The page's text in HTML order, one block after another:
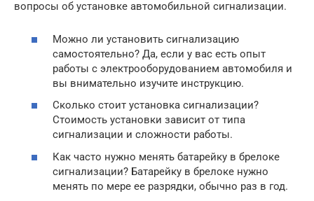
вопросы об установке автомобильной сигнализации.
Можно ли установить сигнализацию
самостоятельно? Да, если у вас есть опыт
работы с электрооборудованием автомобиля и
вы внимательно изучите инструкцию.
Сколько стоит установка сигнализации?
Стоимость установки зависит от типа
сигнализации и сложности работы.
Как часто нужно менять батарейку в брелоке
сигнализации? Батарейку в брелоке нужно
менять по мере ее разрядки, обычно раз в год.